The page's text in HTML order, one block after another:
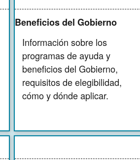
Beneficios del Gobierno
Información sobre los
programas de ayuda y
beneficios del Gobierno,
requisitos de elegibilidad,
cómo y dónde aplicar.